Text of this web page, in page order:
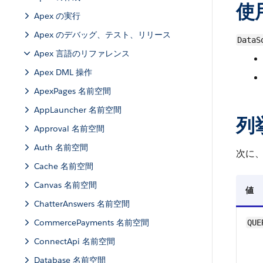
Apex の実行
Apex のデバッグ、テスト、リリース
Apex 言語のリファレンス
Apex DML 操作
ApexPages 名前空間
AppLauncher 名前空間
Approval 名前空間
Auth 名前空間
Cache 名前空間
Canvas 名前空間
ChatterAnswers 名前空間
CommercePayments 名前空間
ConnectApi 名前空間
Database 名前空間
使
列
次に
値